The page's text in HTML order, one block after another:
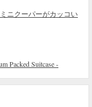
ニクーパーがカッコい
Packed Suitcase -